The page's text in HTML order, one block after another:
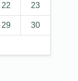
22 23
29 30